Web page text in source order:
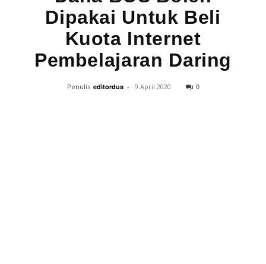
Dipakai Untuk Beli
Kuota Internet
Pembelajaran Daring
Penulis editordua - 9 April 2020 0